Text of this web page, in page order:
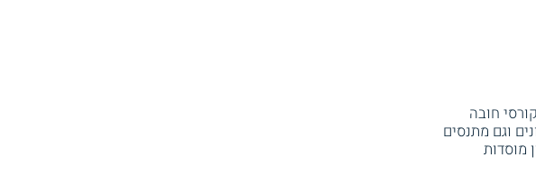
חובה
וגם מתנסים
מוסדות